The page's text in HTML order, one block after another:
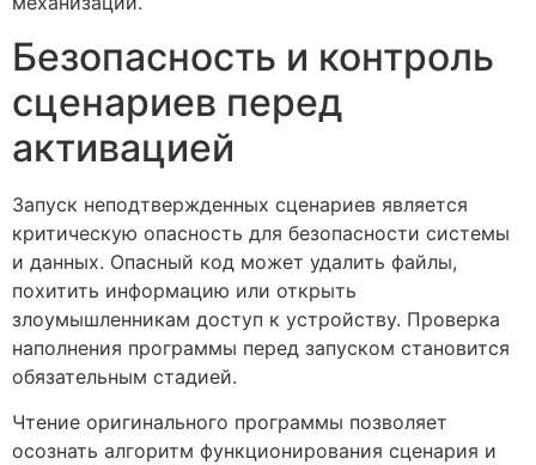
Безопасность и контроль
сценариев перед
активацией
Запуск неподтвержденных сценариев является
критическую опасность для безопасности системы
и данных. Опасный код может удалить файлы,
похитить информацию или открыть
злоумышленникам доступ к устройству. Проверка
наполнения программы перед запуском становится
обязательным стадией.
Чтение оригинального программы позволяет
осознать алгоритм функционирования сценария и